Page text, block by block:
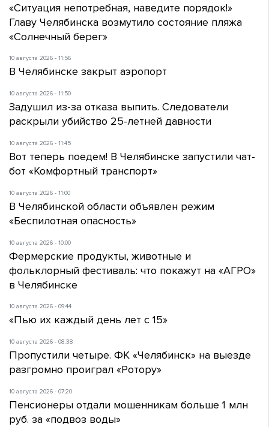
«Ситуация непотребная, наведите порядок!»
Главу Челябинска возмутило состояние пляжа
«Солнечный берег»
10 августа 2026 - 11:56
В Челябинске закрыт аэропорт
10 августа 2026 - 11:50
Задушил из-за отказа выпить. Следователи
раскрыли убийство 25-летней давности
10 августа 2026 - 11:45
Вот теперь поедем! В Челябинске запустили чат-
бот «Комфортный транспорт»
10 августа 2026 - 11:00
В Челябинской области объявлен режим
«Беспилотная опасность»
10 августа 2026 - 10:00
Фермерские продукты, животные и
фольклорный фестиваль: что покажут на «АГРО»
в Челябинске
10 августа 2026 - 09:44
«Пью их каждый день лет с 15»
10 августа 2026 - 08:38
Пропустили четыре. ФК «Челябинск» на выезде
разгромно проиграл «Ротору»
10 августа 2026 - 07:20
Пенсионеры отдали мошенникам больше 1 млн
руб. за «подвоз воды»